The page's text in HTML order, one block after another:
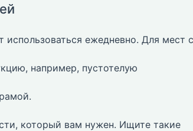
использоваться ежедневно. Для мест с
например, пустотелую
который вам нужен. Ищите такие